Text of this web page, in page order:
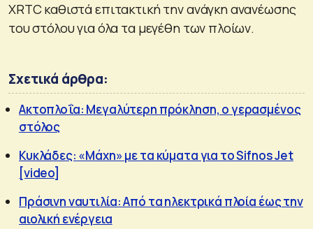
XRTC καθιστά επιτακτική την ανάγκη ανανέωσης
του στόλου για όλα τα μεγέθη των πλοίων.
Σχετικά άρθρα:
Ακτοπλοΐα: Μεγαλύτερη πρόκληση, ο γερασμένος
στόλος
Κυκλάδες: «Μάχη» με τα κύματα για το Sifnos Jet
[video]
Πράσινη ναυτιλία: Από τα ηλεκτρικά πλοία έως την
αιολική ενέργεια